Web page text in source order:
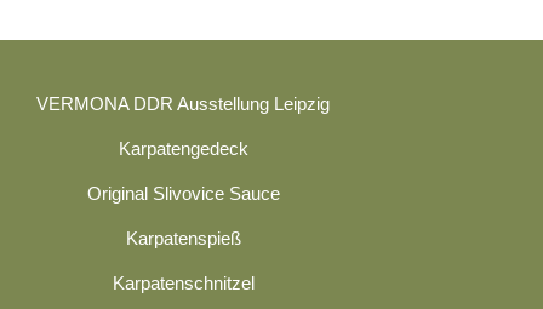
VERMONA DDR Ausstellung Leipzig
Karpatengedeck
Original Slivovice Sauce
Karpatenspieß
Karpatenschnitzel